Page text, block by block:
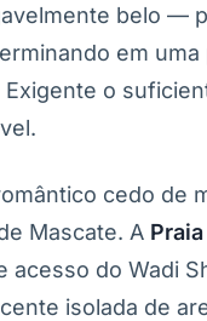
belo —
em
o
cedo de
Mascate. A
acesso do Wadi
isolada de